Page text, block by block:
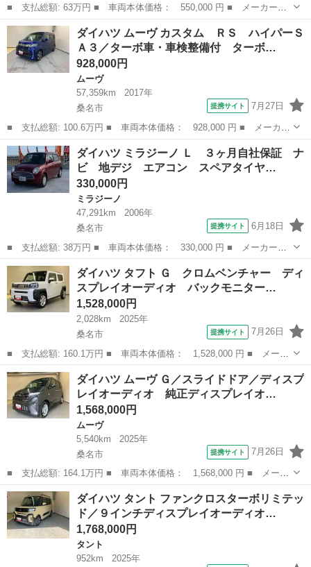
■ 支払総額: 63万円 ■ 車両本体価格： 550,000 円 ■ メーカー
名： ダイハツ ■ 車種名： タント ■ グレード名： Ｘ ＳＡ２
■ 排気量： 660cc ■ ドア枚数： 5D ■ ミッション： インパネ
A...
三重 桑名市 タント
ダイハツ ムーヴ カスタム ＲＳ ハイパーＳ
Ａ３／ターボ車・車検整備付 ターボ…
928,000円
ムーヴ
57,359km
2017年
桑名市
提携サイト 7月27日
■ 支払総額: 100.6万円 ■ 車両本体価格： 928,000 円 ■ メーカー
名： ダイハツ ■ 車種名： ムーヴ ■ グレード名： カスタム
ＲＳ ハイパーＳＡ３／ターボ車・車検整備付 ターボ車・純正ナ
ビ・バックモ...
三重 桑名市 ムーヴ
ダイハツ ミラジーノ Ｌ ３ヶ月自社保証 ナ
ビ 地デジ エアコン スペアタイヤ…
330,000円
ミラジーノ
47,291km
2006年
桑名市
提携サイト 6月18日
■ 支払総額: 38万円 ■ 車両本体価格： 330,000 円 ■ メーカー
名： ダイハツ ■ 車種名： ミラジーノ ■ グレード名： Ｌ ３
ヶ月自社保証 ナビ 地デジ エアコン スペアタイヤ キーレス
■ 排気量： 6...
三重 桑名市 ミラジーノ
ダイハツ タフト Ｇ クロムベンチャー ディ
スプレイオーディオ バックモニター…
1,528,000円
2,028km
2025年
桑名市
提携サイト 7月26日
■ 支払総額: 160.1万円 ■ 車両本体価格： 1,528,000 円 ■ メーカ
ー名： ダイハツ ■ 車種名： タフト ■ グレード名： Ｇ クロ
ムベンチャー ディスプレイオーディオ バックモニター シートヒ
ーター ...
三重 桑名市 ダイハツ
ダイハツ ムーヴ Ｇ／スライドドア／ディスプ
レイオーディオ 純正ディスプレイオ…
1,568,000円
ムーヴ
5,540km
2025年
桑名市
提携サイト 7月26日
■ 支払総額: 164.1万円 ■ 車両本体価格： 1,568,000 円 ■ メーカ
ー名： ダイハツ ■ 車種名： ムーヴ ■ グレード名： Ｇ／スラ
イドドア／ディスプレイオーディオ 純正ディスプレイオーディオ
バックモ...
三重 桑名市 ムーヴ
ダイハツ タント ファンクロスターボリミテッ
ド／９インチディスプレイオーディオ…
1,768,000円
タント
952km
2025年